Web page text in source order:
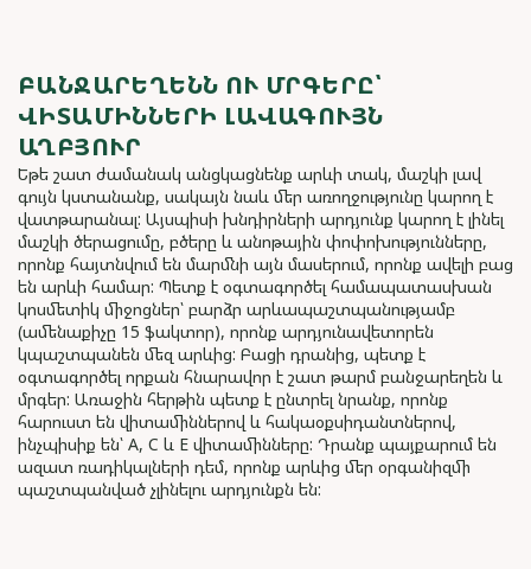
ԲԱՆՋԱՐԵՂԵՆՆ ՈՒ ՄՐԳԵՐԸ՝
ՎԻՏԱՄԻՆՆԵՐԻ ԼԱՎԱԳՈՒՅՆ
ԱՂԲՅՈՒՐ
Եթե շատ ժամանակ անցկացնենք արևի տակ, մաշկի լավ
գույն կստանանք, սակայն նաև մեր առողջությունը կարող է
վատթարանալ: Այսպիսի խնդիրների արդյունք կարող է լինել
մաշկի ծերացումը, բծերը և անոթային փոփոխությունները,
որոնք հայտնվում են մարմնի այն մասերում, որոնք ավելի բաց
են արևի համար: Պետք է օգտագործել համապատասխան
կոսմետիկ միջոցներ՝ բարձր արևապաշտպանությամբ
(ամենաքիչը 15 ֆակտոր), որոնք արդյունավետորեն
կպաշտպանեն մեզ արևից: Բացի դրանից, պետք է
օգտագործել որքան հնարավոր է շատ թարմ բանջարեղեն և
մրգեր: Առաջին հերթին պետք է ընտրել նրանք, որոնք
հարուստ են վիտամիններով և հակաօքսիդանտներով,
ինչպիսիք են՝ A, C և E վիտամինները: Դրանք պայքարում են
ազատ ռադիկալների դեմ, որոնք արևից մեր օրգանիզմի
պաշտպանված չլինելու արդյունքն են: